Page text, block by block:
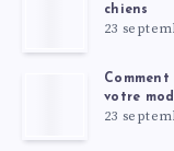
chiens
23
votre
23